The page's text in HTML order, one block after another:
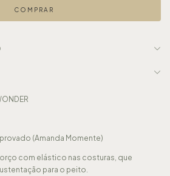
(Amanda Momente)
com elástico nas costuras, que
para o peito.